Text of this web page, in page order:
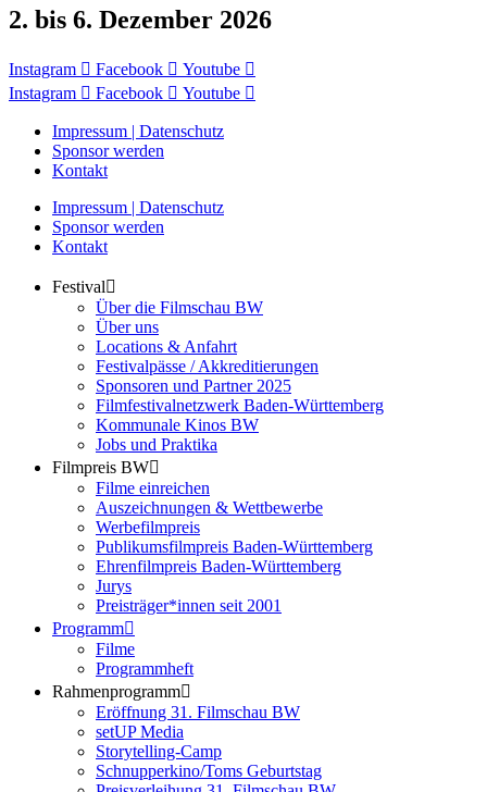
2. bis 6. Dezember 2026
Instagram Facebook
Youtube
Instagram
Facebook Youtube
Impressum | Datenschutz
Sponsor werden
Kontakt
Impressum | Datenschutz
Sponsor werden
Kontakt
Festival
Über die Filmschau BW
Über uns
Locations & Anfahrt
Festivalpässe / Akkreditierungen
Sponsoren und Partner 2025
Filmfestivalnetzwerk ­Baden-Württemberg
Kommunale Kinos BW
Jobs und Praktika
Filmpreis BW
Filme einreichen
Auszeichnungen & Wettbewerbe
Werbefilmpreis
Publikumsfilmpreis Baden-Württemberg
Ehrenfilmpreis Baden-Württemberg
Jurys
Preisträger*innen seit 2001
Programm
Filme
Programmheft
Rahmenprogramm
Eröffnung 31. Filmschau BW
setUP Media
Storytelling-Camp
Schnupperkino/Toms Geburtstag